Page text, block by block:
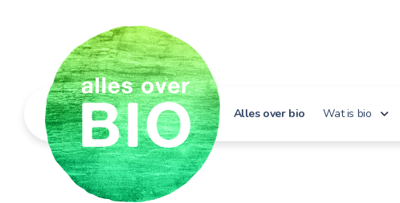
Alles over bio Wat is bio